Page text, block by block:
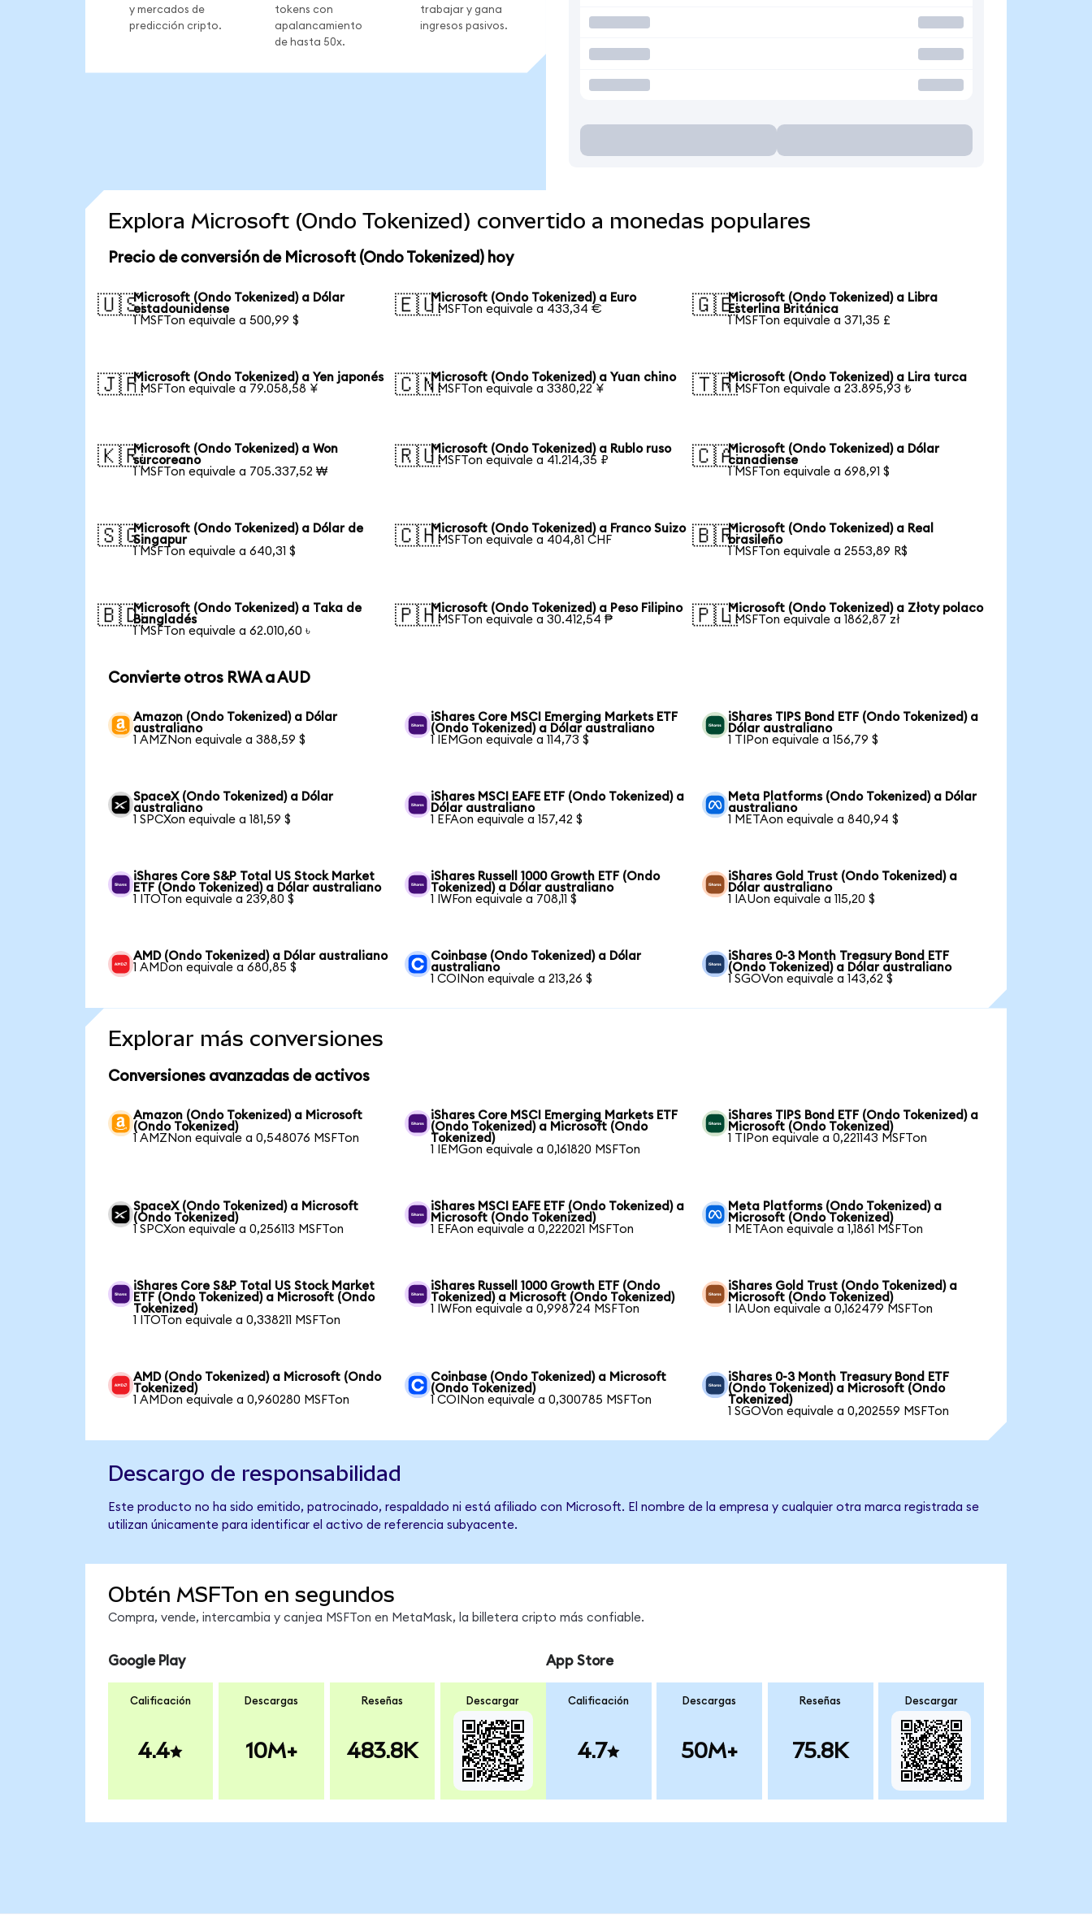
y mercados de
predicción cripto.
tokens con
apalancamiento
de hasta 50x.
trabajar y gana
ingresos pasivos.
Explora Microsoft (Ondo Tokenized) convertido a monedas populares
Precio de conversión de Microsoft (Ondo Tokenized) hoy
🇺🇸Microsoft (Ondo Tokenized) a Dólar
estadounidense
1 MSFTon equivale a 500,99 $
🇪🇺Microsoft (Ondo Tokenized) a Euro
1 MSFTon equivale a 433,34 €
🇬🇧Microsoft (Ondo Tokenized) a Libra
Esterlina Británica
1 MSFTon equivale a 371,35 £
🇯🇵Microsoft (Ondo Tokenized) a Yen japonés
1 MSFTon equivale a 79.058,58 ¥
🇨🇳Microsoft (Ondo Tokenized) a Yuan chino
1 MSFTon equivale a 3380,22 ¥
🇹🇷Microsoft (Ondo Tokenized) a Lira turca
1 MSFTon equivale a 23.895,93 ₺
🇰🇷Microsoft (Ondo Tokenized) a Won
surcoreano
1 MSFTon equivale a 705.337,52 ₩
🇷🇺Microsoft (Ondo Tokenized) a Rublo ruso
1 MSFTon equivale a 41.214,35 ₽
🇨🇦Microsoft (Ondo Tokenized) a Dólar
canadiense
1 MSFTon equivale a 698,91 $
🇸🇬Microsoft (Ondo Tokenized) a Dólar de
Singapur
1 MSFTon equivale a 640,31 $
🇨🇭Microsoft (Ondo Tokenized) a Franco Suizo
1 MSFTon equivale a 404,81 CHF
🇧🇷Microsoft (Ondo Tokenized) a Real
brasileño
1 MSFTon equivale a 2553,89 R$
🇧🇩Microsoft (Ondo Tokenized) a Taka de
Bangladés
1 MSFTon equivale a 62.010,60 ৳
🇵🇭Microsoft (Ondo Tokenized) a Peso Filipino
1 MSFTon equivale a 30.412,54 ₱
🇵🇱Microsoft (Ondo Tokenized) a Złoty polaco
1 MSFTon equivale a 1862,87 zł
Convierte otros RWA a AUD
Amazon (Ondo Tokenized) a Dólar
australiano
1 AMZNon equivale a 388,59 $
iShares Core MSCI Emerging Markets ETF
(Ondo Tokenized) a Dólar australiano
1 IEMGon equivale a 114,73 $
iShares TIPS Bond ETF (Ondo Tokenized) a
Dólar australiano
1 TIPon equivale a 156,79 $
SpaceX (Ondo Tokenized) a Dólar
australiano
1 SPCXon equivale a 181,59 $
iShares MSCI EAFE ETF (Ondo Tokenized) a
Dólar australiano
1 EFAon equivale a 157,42 $
Meta Platforms (Ondo Tokenized) a Dólar
australiano
1 METAon equivale a 840,94 $
iShares Core S&P Total US Stock Market
ETF (Ondo Tokenized) a Dólar australiano
1 ITOTon equivale a 239,80 $
iShares Russell 1000 Growth ETF (Ondo
Tokenized) a Dólar australiano
1 IWFon equivale a 708,11 $
iShares Gold Trust (Ondo Tokenized) a
Dólar australiano
1 IAUon equivale a 115,20 $
AMD (Ondo Tokenized) a Dólar australiano
1 AMDon equivale a 680,85 $
Coinbase (Ondo Tokenized) a Dólar
australiano
1 COINon equivale a 213,26 $
iShares 0-3 Month Treasury Bond ETF
(Ondo Tokenized) a Dólar australiano
1 SGOVon equivale a 143,62 $
Explorar más conversiones
Conversiones avanzadas de activos
Amazon (Ondo Tokenized) a Microsoft
(Ondo Tokenized)
1 AMZNon equivale a 0,548076 MSFTon
iShares Core MSCI Emerging Markets ETF
(Ondo Tokenized) a Microsoft (Ondo
Tokenized)
1 IEMGon equivale a 0,161820 MSFTon
iShares TIPS Bond ETF (Ondo Tokenized) a
Microsoft (Ondo Tokenized)
1 TIPon equivale a 0,221143 MSFTon
SpaceX (Ondo Tokenized) a Microsoft
(Ondo Tokenized)
1 SPCXon equivale a 0,256113 MSFTon
iShares MSCI EAFE ETF (Ondo Tokenized) a
Microsoft (Ondo Tokenized)
1 EFAon equivale a 0,222021 MSFTon
Meta Platforms (Ondo Tokenized) a
Microsoft (Ondo Tokenized)
1 METAon equivale a 1,1861 MSFTon
iShares Core S&P Total US Stock Market
ETF (Ondo Tokenized) a Microsoft (Ondo
Tokenized)
1 ITOTon equivale a 0,338211 MSFTon
iShares Russell 1000 Growth ETF (Ondo
Tokenized) a Microsoft (Ondo Tokenized)
1 IWFon equivale a 0,998724 MSFTon
iShares Gold Trust (Ondo Tokenized) a
Microsoft (Ondo Tokenized)
1 IAUon equivale a 0,162479 MSFTon
AMD (Ondo Tokenized) a Microsoft (Ondo
Tokenized)
1 AMDon equivale a 0,960280 MSFTon
Coinbase (Ondo Tokenized) a Microsoft
(Ondo Tokenized)
1 COINon equivale a 0,300785 MSFTon
iShares 0-3 Month Treasury Bond ETF
(Ondo Tokenized) a Microsoft (Ondo
Tokenized)
1 SGOVon equivale a 0,202559 MSFTon
Descargo de responsabilidad
Este producto no ha sido emitido, patrocinado, respaldado ni está afiliado con Microsoft. El nombre de la empresa y cualquier otra marca registrada se
utilizan únicamente para identificar el activo de referencia subyacente.
Obtén MSFTon en segundos
Compra, vende, intercambia y canjea MSFTon en MetaMask, la billetera cripto más confiable.
Google Play
Calificación
4.4
Descargas
10M+
Reseñas
483.8K
Descargar
App Store
Calificación
4.7
Descargas
50M+
Reseñas
75.8K
Descargar